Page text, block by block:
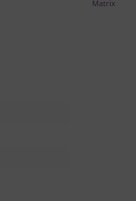
Matrix